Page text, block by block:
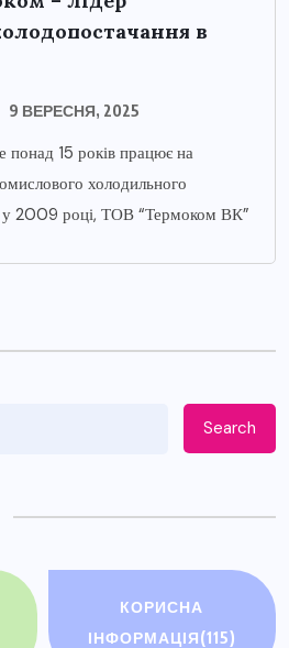
в
9 ВЕРЕСНЯ, 2025
15 років працює на
холодильного
у 2009 році, ТОВ “Термоком ВК”
Search
КОРИСНА
ІНФОРМАЦІЯ(115)